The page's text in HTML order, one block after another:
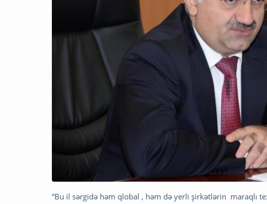
“Bu il sərgidə həm qlobal , həm də yerli şirkətlərin maraqlı